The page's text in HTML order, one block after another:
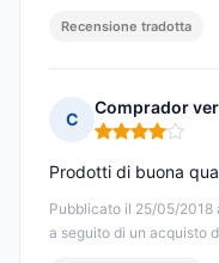
Recensione tradotta
C
Comprador
Nota: 4 su 5
Pubblicato il 25/05/2018
a seguito di un acquisto
Prodotti di buona